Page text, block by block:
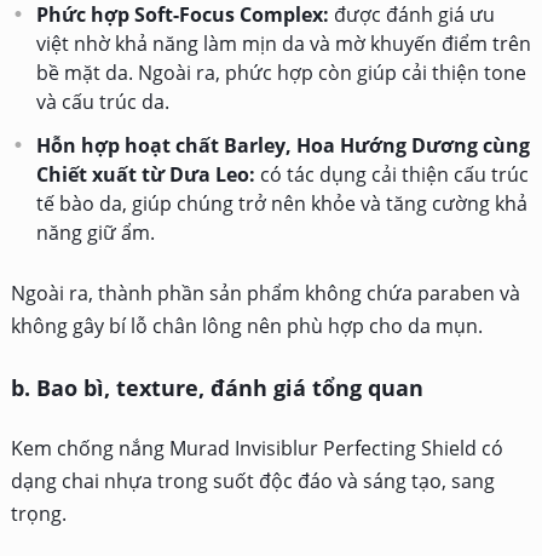
Phức hợp Soft-Focus Complex: được đánh giá ưu
việt nhờ khả năng làm mịn da và mờ khuyến điểm trên
bề mặt da. Ngoài ra, phức hợp còn giúp cải thiện tone
và cấu trúc da.
Hỗn hợp hoạt chất Barley, Hoa Hướng Dương cùng
Chiết xuất từ Dưa Leo: có tác dụng cải thiện cấu trúc
tế bào da, giúp chúng trở nên khỏe và tăng cường khả
năng giữ ẩm.
Ngoài ra, thành phần sản phẩm không chứa paraben và
không gây bí lỗ chân lông nên phù hợp cho da mụn.
b. Bao bì, texture, đánh giá tổng quan
Kem chống nắng Murad Invisiblur Perfecting Shield có
dạng chai nhựa trong suốt độc đáo và sáng tạo, sang
trọng.